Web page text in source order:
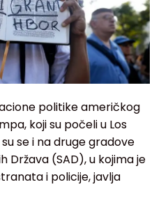
politike američkog
koji su počeli u Los
se i na druge gradove
Država (SAD), u kojima je
i policije, javlja